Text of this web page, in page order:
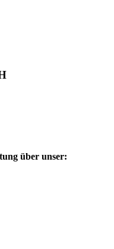
über unser: